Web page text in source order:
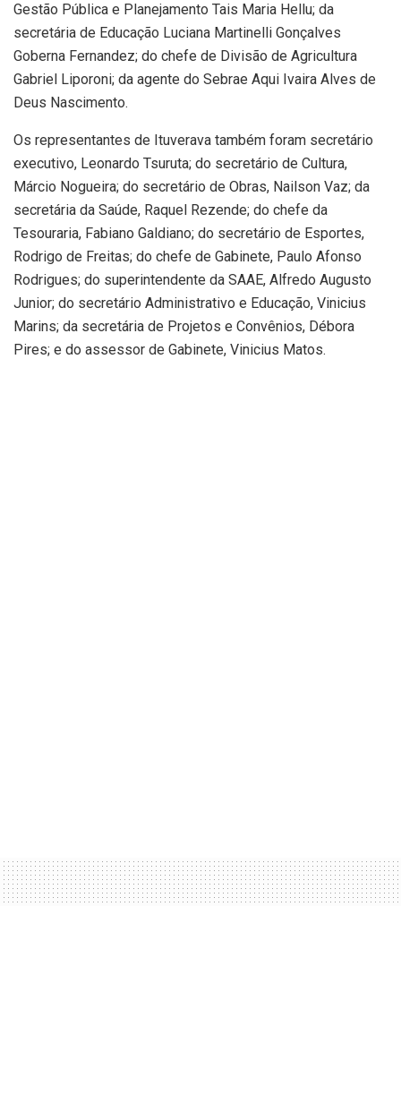
Gestão Pública e Planejamento Tais Maria Hellu; da
secretária de Educação Luciana Martinelli Gonçalves
Goberna Fernandez; do chefe de Divisão de Agricultura
Gabriel Liporoni; da agente do Sebrae Aqui Ivaira Alves de
Deus Nascimento.
Os representantes de Ituverava também foram secretário
executivo, Leonardo Tsuruta; do secretário de Cultura,
Márcio Nogueira; do secretário de Obras, Nailson Vaz; da
secretária da Saúde, Raquel Rezende; do chefe da
Tesouraria, Fabiano Galdiano; do secretário de Esportes,
Rodrigo de Freitas; do chefe de Gabinete, Paulo Afonso
Rodrigues; do superintendente da SAAE, Alfredo Augusto
Junior; do secretário Administrativo e Educação, Vinicius
Marins; da secretária de Projetos e Convênios, Débora
Pires; e do assessor de Gabinete, Vinicius Matos.